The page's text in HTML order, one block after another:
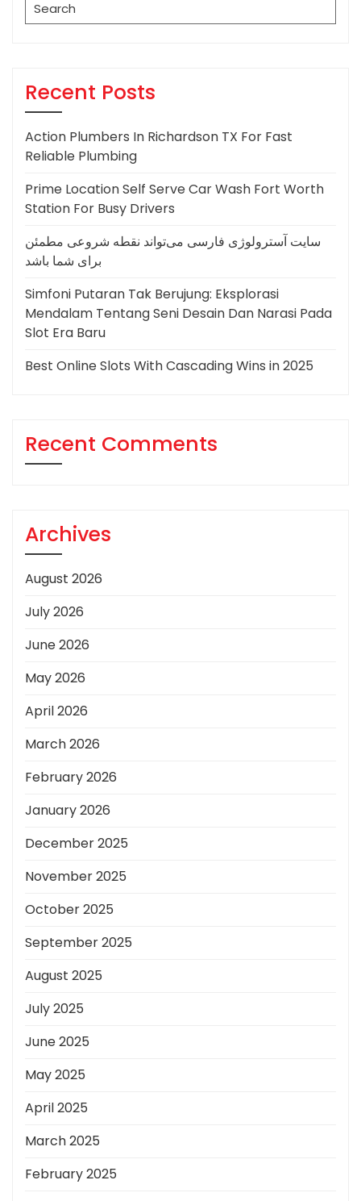
for:
Recent Posts
Action Plumbers In Richardson TX For Fast
Reliable Plumbing
Prime Location Self Serve Car Wash Fort Worth
Station For Busy Drivers
سایت آسترولوژی فارسی می‌تواند نقطه شروعی مطمئن
برای شما باشد
Simfoni Putaran Tak Berujung: Eksplorasi
Mendalam Tentang Seni Desain Dan Narasi Pada
Slot Era Baru
Best Online Slots With Cascading Wins in 2025
Recent Comments
Archives
August 2026
July 2026
June 2026
May 2026
April 2026
March 2026
February 2026
January 2026
December 2025
November 2025
October 2025
September 2025
August 2025
July 2025
June 2025
May 2025
April 2025
March 2025
February 2025